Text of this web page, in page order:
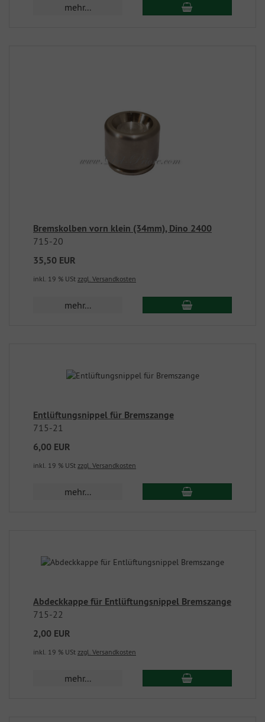
mehr...
Bremskolben vorn klein (34mm), Dino 2400
715-20
35,50 EUR
inkl. 19 % USt zzgl. Versandkosten
mehr...
Entlüftungsnippel für Bremszange
715-21
6,00 EUR
inkl. 19 % USt zzgl. Versandkosten
mehr...
Abdeckkappe für Entlüftungsnippel Bremszange
715-22
2,00 EUR
inkl. 19 % USt zzgl. Versandkosten
mehr...